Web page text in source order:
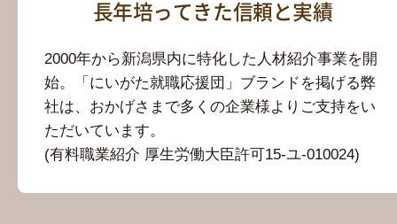
長年培ってきた信頼と実績
2000年から新潟県内に特化した人材紹介事業を開
始。「にいがた就職応援団」ブランドを掲げる弊
社は、おかげさまで多くの企業様よりご支持をい
ただいています。
(有料職業紹介 厚生労働大臣許可15-ユ-010024)